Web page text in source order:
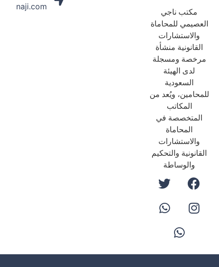
مكتب ناجي
للمحاماة
والاستشارات
منشأة
ومسجلة
لدى الهيئة
السعودية
ويُعد من
المكاتب
المتخصصة في
المحاماة
والاستشارات
والتحكيم
والوساطة
naji.com